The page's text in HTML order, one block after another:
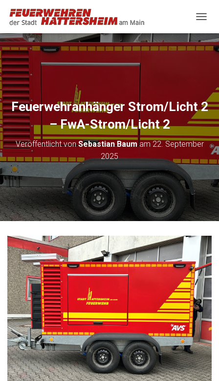
A
V
I
N
U
M
S
C
A
E
Feuerwehranhänger Strom/Licht 2
– FwA-Strom/Licht 2
Veröffentlicht vonSebastian Baumam 22. September
2025